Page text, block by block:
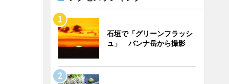
石垣で「グリーンフラッシ
ュ」 バンナ岳から撮影